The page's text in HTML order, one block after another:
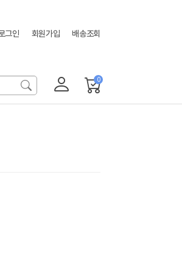
로그인 회원가입 배송조회
0